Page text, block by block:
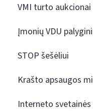
VMI turto aukcionai
Įmonių VDU
STOP šešėliui
Krašto apsaugos
Interneto